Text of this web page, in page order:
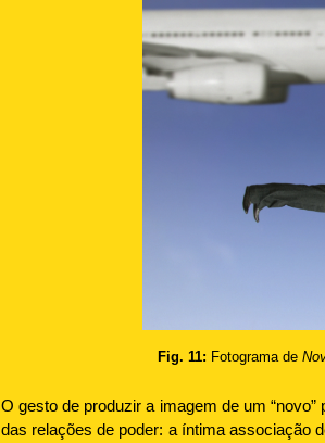
Fig. 11: Fotograma de
O gesto de produzir a imagem de um
das relações de poder: a íntima associação